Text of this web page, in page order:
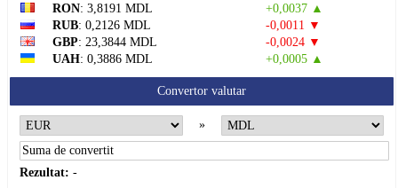
RON: 3,8191 MDL
+0,0037 ▲
RUB: 0,2126 MDL
-0,0011 ▼
GBP: 23,3844 MDL
-0,0024 ▼
UAH: 0,3886 MDL +0,0005 ▲
Convertor valutar
»
Rezultat: -